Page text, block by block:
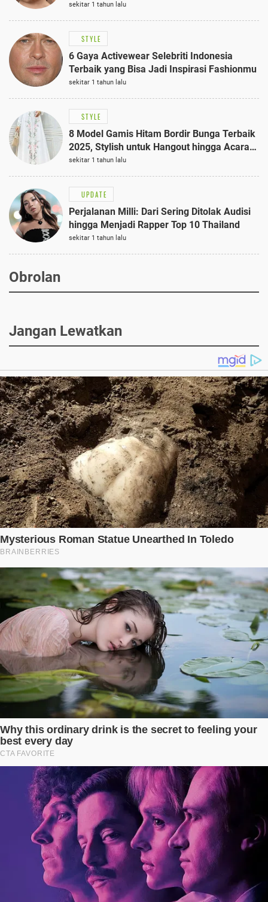
sekitar 1 tahun lalu
STYLE
6 Gaya Activewear Selebriti Indonesia
Terbaik yang Bisa Jadi Inspirasi Fashionmu
sekitar 1 tahun lalu
STYLE
8 Model Gamis Hitam Bordir Bunga Terbaik
2025, Stylish untuk Hangout hingga Acara
Semi-Formal
sekitar 1 tahun lalu
UPDATE
Perjalanan Milli: Dari Sering Ditolak Audisi
hingga Menjadi Rapper Top 10 Thailand
sekitar 1 tahun lalu
Obrolan
Jangan Lewatkan